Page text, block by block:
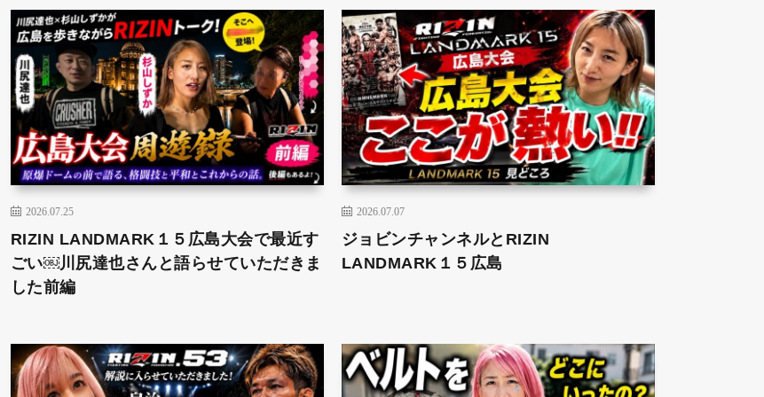
2026.07.25
RIZIN LANDMARK１５広島大会で最近す
ごい￼川尻達也さんと語らせていただきま
した前編
2026.07.07
ジョビンチャンネルとRIZIN
LANDMARK１５広島